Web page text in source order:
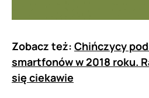
Zobacz też: Chińczycy
smartfonów w 2018 roku.
się ciekawie